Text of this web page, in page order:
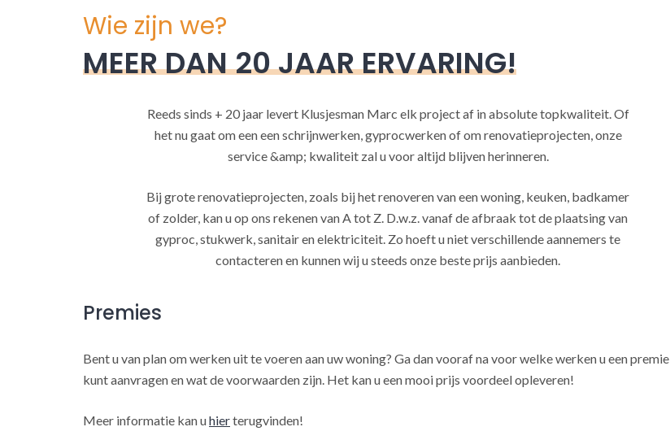
Wie zijn we?
MEER DAN 20 JAAR ERVARING!
Reeds sinds + 20 jaar levert Klusjesman Marc elk project af in absolute topkwaliteit. Of
het nu gaat om een een schrijnwerken, gyprocwerken of om renovatieprojecten, onze
service &amp; kwaliteit zal u voor altijd blijven herinneren.
Bij grote renovatieprojecten, zoals bij het renoveren van een woning, keuken, badkamer
of zolder, kan u op ons rekenen van A tot Z. D.w.z. vanaf de afbraak tot de plaatsing van
gyproc, stukwerk, sanitair en elektriciteit. Zo hoeft u niet verschillende aannemers te
contacteren en kunnen wij u steeds onze beste prijs aanbieden.
Premies
Bent u van plan om werken uit te voeren aan uw woning? Ga dan vooraf na voor welke werken u een premie
kunt aanvragen en wat de voorwaarden zijn. Het kan u een mooi prijs voordeel opleveren!
Meer informatie kan uhierterugvinden!